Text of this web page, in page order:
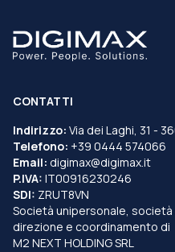
CONTATTI
Indirizzo: Via dei Laghi, 31 -
Telefono: +39 0444 574066
Email: digimax@digimax.it
P.IVA: IT00916230246
SDI: ZRUT8VN
Società unipersonale,
direzione e coordinamento di
M2 NEXT HOLDING SRL